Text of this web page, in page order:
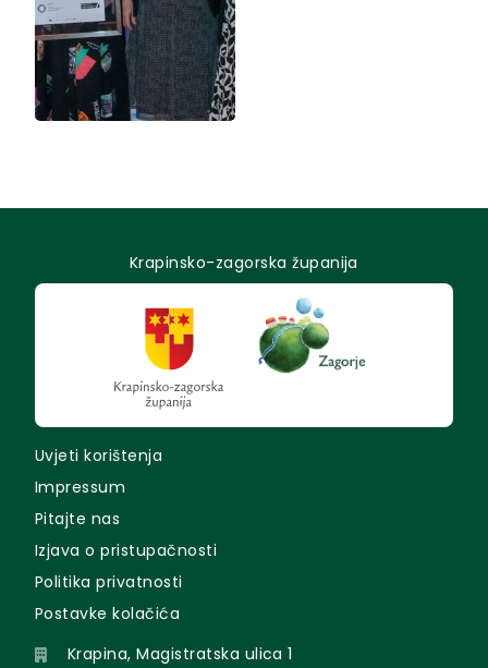
Krapinsko-zagorska županija
Uvjeti korištenja
Impressum
Pitajte nas
Izjava o pristupačnosti
Politika privatnosti
Postavke kolačića
Krapina, Magistratska ulica 1